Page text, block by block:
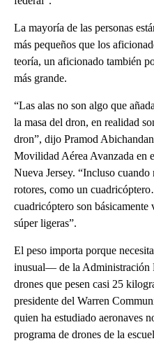
La mayoría de las personas
más pequeños que los
teoría, un aficionado también
más grande.
“Las alas no son algo que
la masa del dron, en realidad
dron”, dijo Pramod
Movilidad Aérea Avanzada en
Nueva Jersey. “Incluso
rotores, como un
cuadricóptero son
súper ligeras”.
El peso importa porque
inusual— de la Administración
drones que pesen casi 25
presidente del Warren
quien ha estudiado aeronaves
programa de drones de la